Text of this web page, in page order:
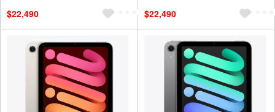
$22,490
$22,490